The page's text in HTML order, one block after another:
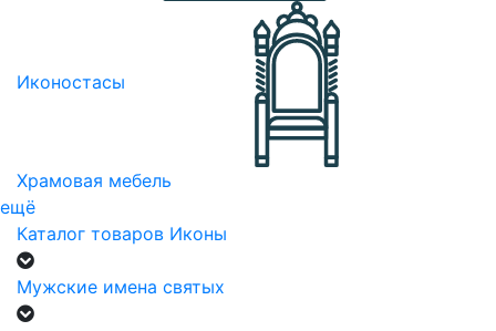
Иконостасы
Храмовая мебель
ещё
Каталог товаров Иконы
Мужские имена святых